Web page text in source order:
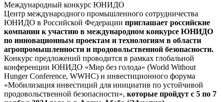
Международный конкурс ЮНИДО
Центр международного промышленного сотрудничества
ЮНИДО в Российской Федерации приглашает российские
компании к участию в международном конкурсе ЮНИДО
по инновационным проектам и технологиям в области
агропромышленности и продовольственной безопасности.
Конкурс предложений проводится в рамках глобальной
конференции ЮНИДО «Мир без голода» (World Without
Hunger Conference, WWHC) и инвестиционного форума
«Мобилизация инвестиций для инициатив по устойчивой
продовольственной безопасности», которые пройдут с 5 по 7